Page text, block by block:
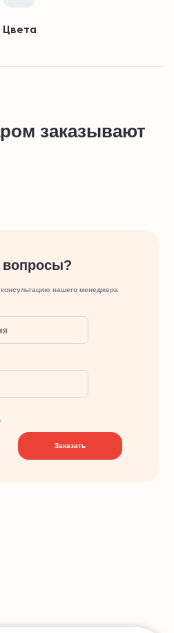
Цвета
заказывают
вопросы?
нашего менеджера
Заказать